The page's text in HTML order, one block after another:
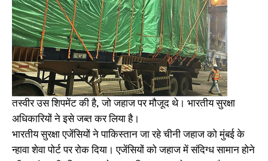
तस्वीर उस शिपमेंट की है, जो जहाज पर मौजूद थे। भारतीय सुरक्षा
अधिकारियों ने इसे जब्त कर लिया है।
भारतीय सुरक्षा एजेंसियों ने पाकिस्तान जा रहे चीनी जहाज को मुंबई के
न्हावा शेवा पोर्ट पर रोक दिया। एजेंसियों को जहाज में संदिग्ध सामान होने